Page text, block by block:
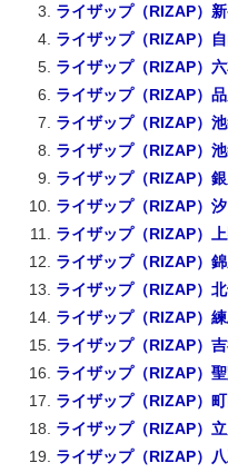
ライザップ（RIZAP）
ライザップ（RIZAP）
ライザップ（RIZAP）
ライザップ（RIZAP）
ライザップ（RIZAP）
ライザップ（RIZAP）
ライザップ（RIZAP）
ライザップ（RIZAP）
ライザップ（RIZAP）
ライザップ（RIZAP）
ライザップ（RIZAP）
ライザップ（RIZAP）
ライザップ（RIZAP）
ライザップ（RIZAP）
ライザップ（RIZAP）
ライザップ（RIZAP）
ライザップ（RIZAP）